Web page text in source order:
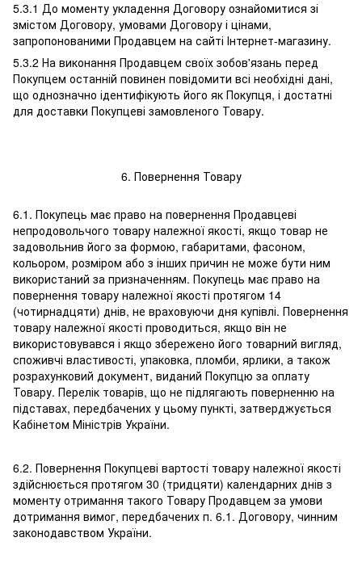
5.3.1 До моменту укладення Договору ознайомитися зі
змістом Договору, умовами Договору і цінами,
запропонованими Продавцем на сайті Інтернет-магазину.
5.3.2 На виконання Продавцем своїх зобов'язань перед
Покупцем останній повинен повідомити всі необхідні дані,
що однозначно ідентифікують його як Покупця, і достатні
для доставки Покупцеві замовленого Товару.
6. Повернення Товару
6.1. Покупець має право на повернення Продавцеві
непродовольчого товару належної якості, якщо товар не
задовольнив його за формою, габаритами, фасоном,
кольором, розміром або з інших причин не може бути ним
використаний за призначенням. Покупець має право на
повернення товару належної якості протягом 14
(чотирнадцяти) днів, не враховуючи дня купівлі. Повернення
товару належної якості проводиться, якщо він не
використовувався і якщо збережено його товарний вигляд,
споживчі властивості, упаковка, пломби, ярлики, а також
розрахунковий документ, виданий Покупцю за оплату
Товару. Перелік товарів, що не підлягають поверненню на
підставах, передбачених у цьому пункті, затверджується
Кабінетом Міністрів України.
6.2. Повернення Покупцеві вартості товару належної якості
здійснюється протягом 30 (тридцяти) календарних днів з
моменту отримання такого Товару Продавцем за умови
дотримання вимог, передбачених п. 6.1. Договору, чинним
законодавством України.